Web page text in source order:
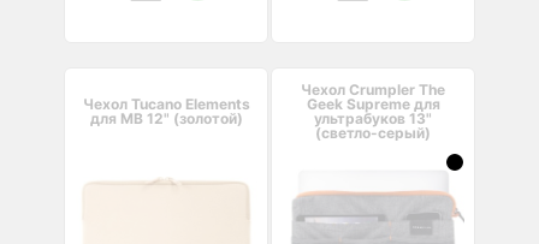
Чехол Tucano Elements
для MB 12" (золотой)
Чехол Crumpler The
Geek Supreme для
ультрабуков 13"
(светло-серый)